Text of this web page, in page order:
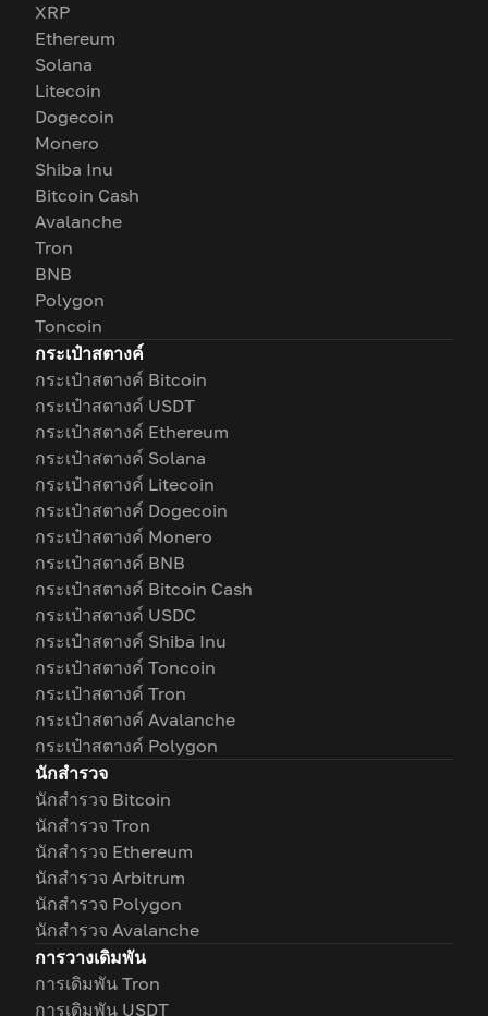
XRP
Ethereum
Solana
Litecoin
Dogecoin
Monero
Shiba Inu
Bitcoin Cash
Avalanche
Tron
BNB
Polygon
Toncoin
กระเป๋าสตางค์
กระเป๋าสตางค์ Bitcoin
กระเป๋าสตางค์ USDT
กระเป๋าสตางค์ Ethereum
กระเป๋าสตางค์ Solana
กระเป๋าสตางค์ Litecoin
กระเป๋าสตางค์ Dogecoin
กระเป๋าสตางค์ Monero
กระเป๋าสตางค์ BNB
กระเป๋าสตางค์ Bitcoin Cash
กระเป๋าสตางค์ USDC
กระเป๋าสตางค์ Shiba Inu
กระเป๋าสตางค์ Toncoin
กระเป๋าสตางค์ Tron
กระเป๋าสตางค์ Avalanche
กระเป๋าสตางค์ Polygon
นักสำรวจ
นักสำรวจ Bitcoin
นักสำรวจ Tron
นักสำรวจ Ethereum
นักสำรวจ Arbitrum
นักสำรวจ Polygon
นักสำรวจ Avalanche
การวางเดิมพัน
การเดิมพัน Tron
การเดิมพัน USDT